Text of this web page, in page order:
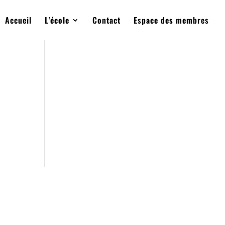
Accueil L’école Contact Espace des membres